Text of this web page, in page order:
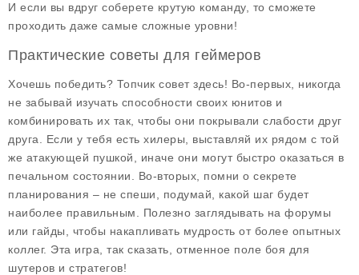
И если вы вдруг соберете крутую команду, то сможете
проходить даже самые сложные уровни!
Практические советы для геймеров
Хочешь победить? Топчик совет здесь! Во-первых, никогда
не забывай изучать способности своих юнитов и
комбинировать их так, чтобы они покрывали слабости друг
друга. Если у тебя есть хилеры, выставляй их рядом с той
же атакующей пушкой, иначе они могут быстро оказаться в
печальном состоянии. Во-вторых, помни о секрете
планирования – не спеши, подумай, какой шаг будет
наиболее правильным. Полезно заглядывать на форумы
или гайды, чтобы накапливать мудрость от более опытных
коллег. Эта игра, так сказать, отменное поле боя для
шутеров и стратегов!